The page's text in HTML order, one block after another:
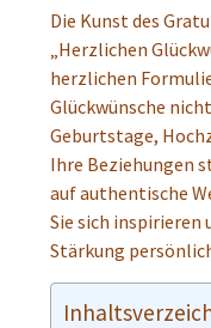
Die Kunst des
„Herzlichen
herzlichen
Glückwünsche
Geburtstage,
Ihre Beziehungen
auf authentische
Sie sich inspirieren
Stärkung